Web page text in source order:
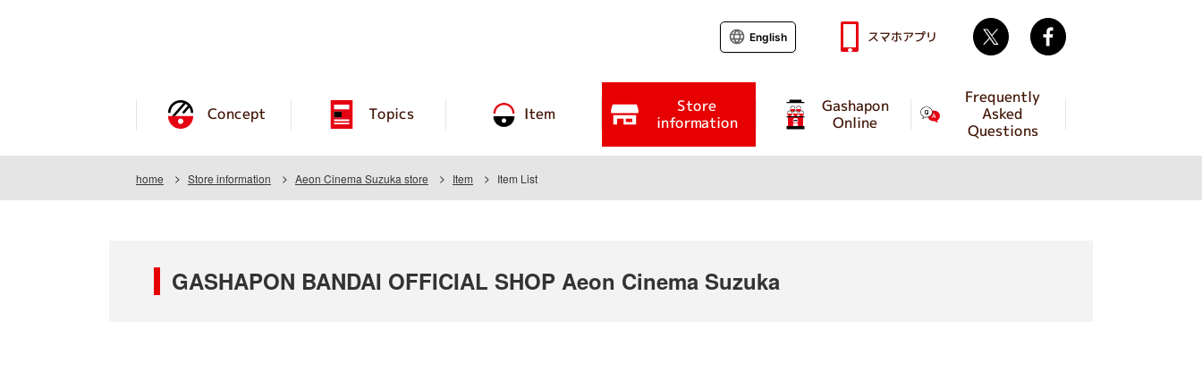
Concept Topics Item Store
information
Gashapon
Online
Frequently
Asked
Questions
English スマホアプリ Twitter
home Store information Aeon Cinema Suzuka store Item Item List
GASHAPON BANDAI OFFICIAL SHOP Aeon Cinema Suzuka